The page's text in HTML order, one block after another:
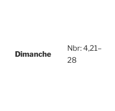
Dimanche
Nbr: 4,21–
28